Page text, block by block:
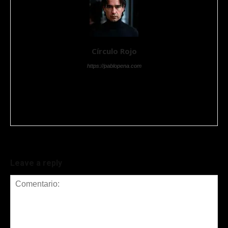
Círculo Rojo
https://pablopena.com